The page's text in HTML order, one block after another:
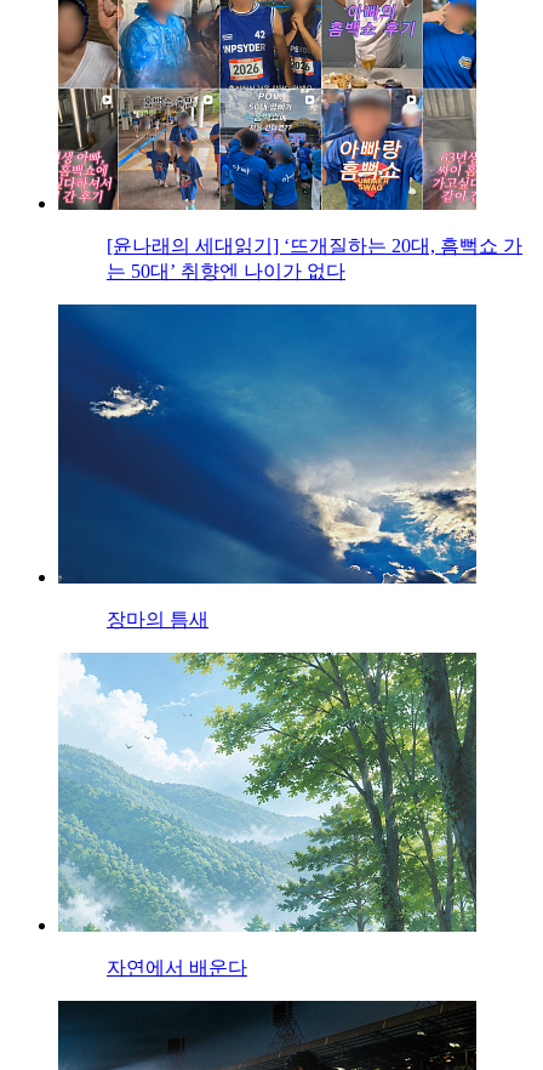
[윤나래의 세대읽기] ‘뜨개질하는 20대, 흠뻑쇼 가
는 50대’ 취향엔 나이가 없다
장마의 틈새
자연에서 배운다